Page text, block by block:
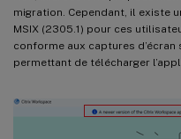
migration. Cependant, il existe
MSIX (2305.1) pour ces
conforme aux captures d’écran
permettant de télécharger